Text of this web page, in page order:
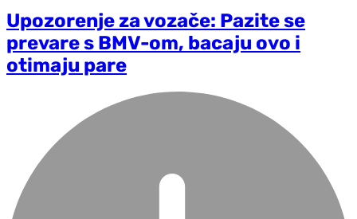
Upozorenje za vozače: Pazite se
prevare s BMV-om, bacaju ovo i
otimaju pare